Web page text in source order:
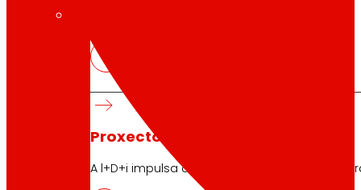
Proxectos de innovación
A l+D+i impulsa a nosa transformación,